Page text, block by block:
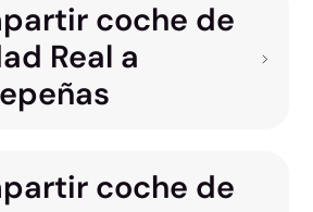
coche de
Real a
coche de